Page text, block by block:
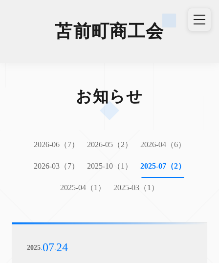
苫前町商工会
お知らせ
2026-06（7） 2026-05（2） 2026-04（6）
2026-03（7） 2025-10（1） 2025-07（2）
2025-04（1） 2025-03（1）
2025.07.24